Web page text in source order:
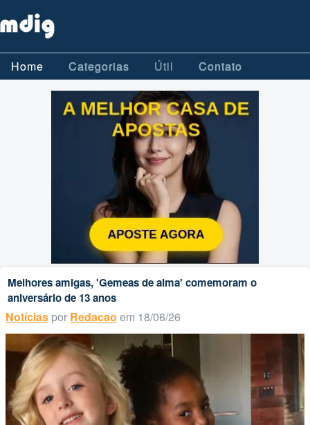
Home Categorias Útil Contato
Melhores amigas, 'Gemeas de alma' comemoram o
aniversário de 13 anos
Notícias por Redacao em 18/06/26